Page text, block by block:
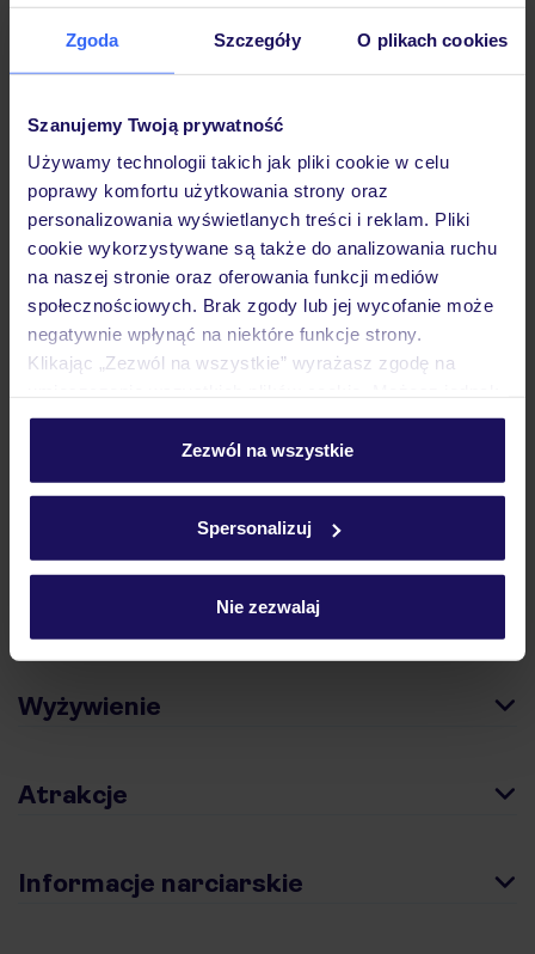
Zgoda Szczegóły O plikach cookies
Szanujemy Twoją prywatność
Używamy technologii takich jak pliki cookie w celu
poprawy komfortu użytkowania strony oraz
personalizowania wyświetlanych treści i reklam. Pliki
cookie wykorzystywane są także do analizowania ruchu
na naszej stronie oraz oferowania funkcji mediów
społecznościowych. Brak zgody lub jej wycofanie może
negatywnie wpłynąć na niektóre funkcje strony.
Klikając „Zezwól na wszystkie” wyrażasz zgodę na
personalizować swój wybór wchodząc w zakładkę
Szczegółowe informacje o plikach cookie znajdziesz
Zezwól na wszystkie
Spersonalizuj
Nie zezwalaj
Sprawdź szczegóły
wariantów ochrony »
Dlaczego warto wybrać TUI?
Lider niskich cen
Największe biuro
podróży w Polsce
Wyżywienie
Atrakcje
Informacje narciarskie